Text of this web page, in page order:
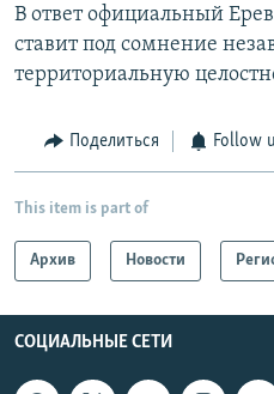
В ответ официальный
ставит под сомнение
территориальную
Поделиться Follow
This item is part of
Архив Новости
СОЦИАЛЬНЫЕ СЕТИ